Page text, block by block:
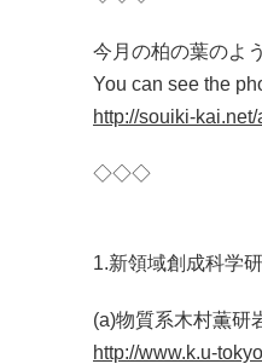
今月の柏の葉のよ
You can see the
http://souiki-
◇◇◇
1.新領域創成科学
(a)物質系木村薫研
http://www.k.u-